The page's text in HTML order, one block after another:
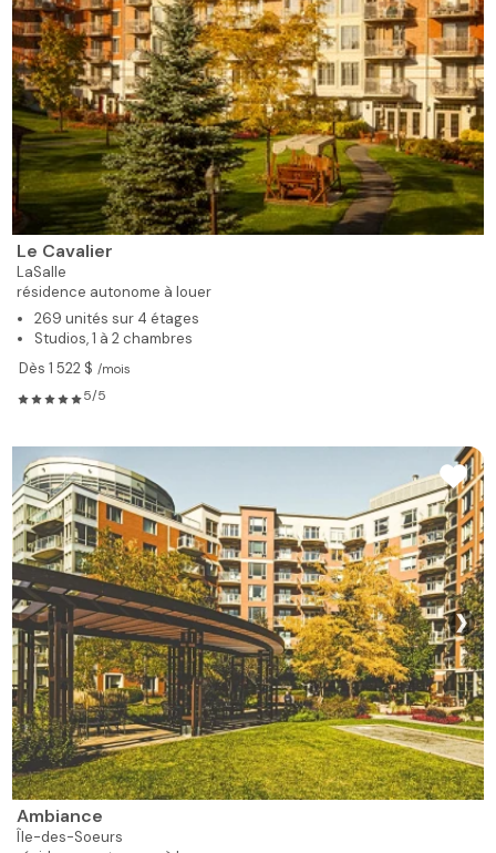
Le Cavalier
LaSalle
résidence autonome à louer
269 unités sur 4 étages
Studios, 1 à 2 chambres
Dès 1 522 $ /mois
5/5
❯
Ambiance
Île-des-Soeurs